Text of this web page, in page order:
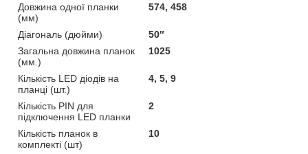
Довжина одної планки
(мм)
574, 458
Діагональ (дюйми)
50″
Загальна довжина планок
(мм.)
1025
Кількість LED діодів на
планці (шт.)
4, 5, 9
Кількість PIN для
підключення LED планки
2
Кількість планок в
комплекті (шт)
10